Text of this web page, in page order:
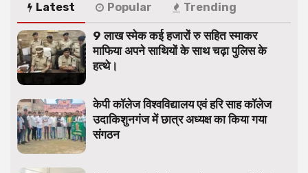
Latest Popular Trending
9 लाख स्मेक कई हजारों रु सहित स्माकर
माफिया अपने साथियों के साथ चढ़ा पुलिस के
हत्थे।
केपी कॉलेज विश्वविद्यालय एवं हरि साह कॉलेज
उदाकिशुनगंज में छात्र अध्यक्ष का किया गया
संगठन